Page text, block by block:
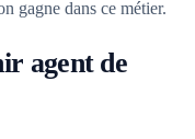
gagne dans ce métier.
agent de